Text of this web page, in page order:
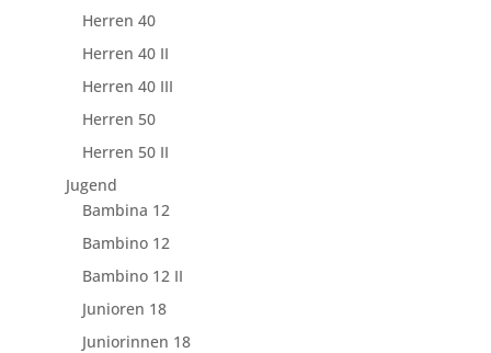
Herren 40
Herren 40 II
Herren 40 III
Herren 50
Herren 50 II
Jugend
Bambina 12
Bambino 12
Bambino 12 II
Junioren 18
Juniorinnen 18